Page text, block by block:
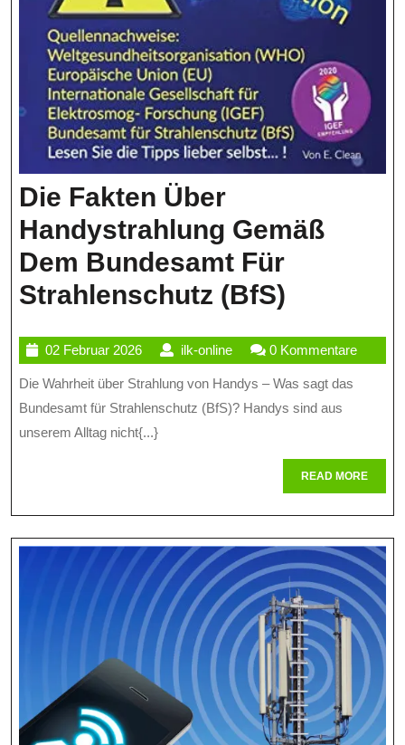
Die Fakten Über
Handystrahlung Gemäß
Dem Bundesamt Für
Strahlenschutz (BfS)
Über
Dem
Für
(BfS)
02 Februar 202602
Februar
2026
ilk-onlineilk-
online
0 Kommentare
Die Wahrheit über Strahlung von Handys – Was sagt das
Bundesamt für Strahlenschutz (BfS)? Handys sind aus
unserem Alltag nicht{...}
READ MOREREAD
MORE